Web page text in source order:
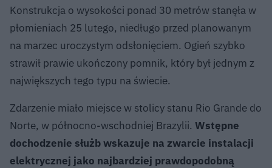
Konstrukcja o wysokości ponad 30 metrów stanęła w
płomieniach 25 lutego, niedługo przed planowanym
na marzec uroczystym odsłonięciem. Ogień szybko
strawił prawie ukończony pomnik, który był jednym z
największych tego typu na świecie.
Zdarzenie miało miejsce w stolicy stanu Rio Grande do
Norte, w północno-wschodniej Brazylii. Wstępne
dochodzenie służb wskazuje na zwarcie instalacji
elektrycznej jako najbardziej prawdopodobną